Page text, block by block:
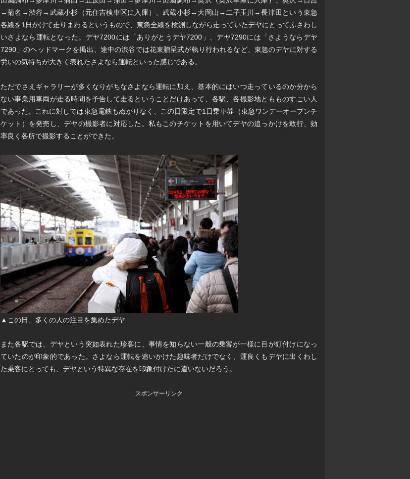
→菊名→渋谷→武蔵小杉（元住吉検車区に入庫）、武蔵小杉→大岡山→二子玉川→長津田という東急
各線を1日かけて走りまわるというもので、東急全線を検測しながら走っていたデヤにとってふさわし
いさよなら運転となった。デヤ7200には「ありがとうデヤ7200」、デヤ7290には「さようならデヤ
7290」のヘッドマークを掲出、途中の渋谷では花束贈呈式が執り行われるなど、東急のデヤに対する
労いの気持ちが大きく表れたさよなら運転といった感じである。
ただでさえギャラリーが多くなりがちなさよなら運転に加え、基本的にはいつ走っているのか分から
ない事業用車両が走る時間を予告して走るということだけあって、各駅、各撮影地ともものすごい人
であった。これに対しては東急電鉄もぬかりなく、この日限定で1日乗車券（東急ワンデーオープンチ
ケット）を発売し、デヤの撮影者に対応した。私もこのチケットを用いてデヤの追っかけを敢行、効
率良く各所で撮影することができた。
▲この日、多くの人の注目を集めたデヤ
また各駅では、デヤという突如表れた珍客に、事情を知らない一般の乗客が一様に目が釘付けになっ
ていたのが印象的であった。さよなら運転を追いかけた趣味者だけでなく、運良くもデヤに出くわし
た乗客にとっても、デヤという特異な存在を印象付けたに違いないだろう。
スポンサーリンク